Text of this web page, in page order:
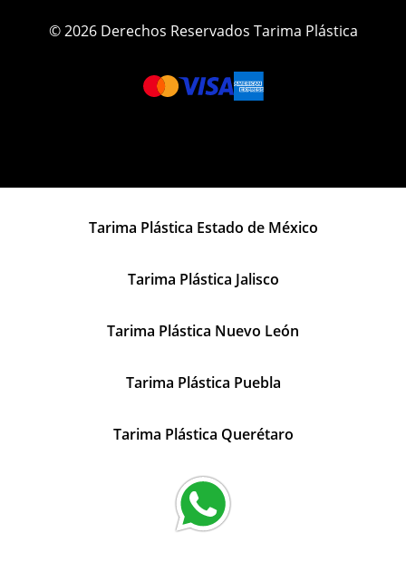
© 2026 Derechos Reservados Tarima Plástica
Tarima Plástica Estado de México
Tarima Plástica Jalisco
Tarima Plástica Nuevo León
Tarima Plástica Puebla
Tarima Plástica Querétaro